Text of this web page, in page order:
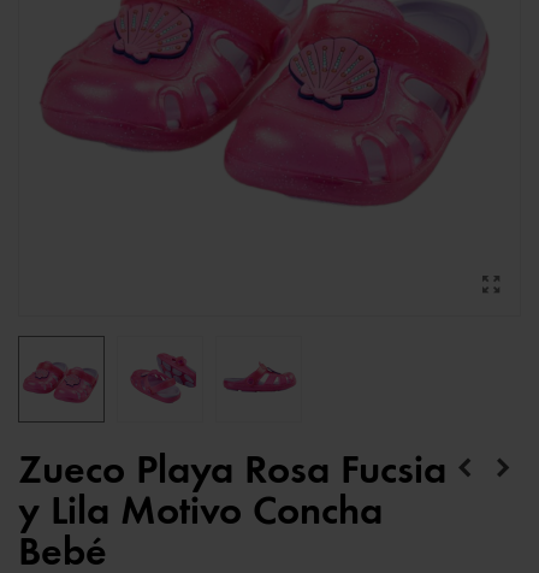
Zueco Playa Rosa Fucsia
y Lila Motivo Concha
Bebé